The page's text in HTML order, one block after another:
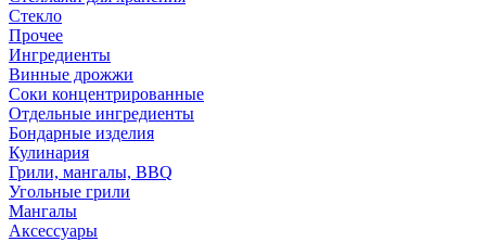
Стекло
Прочее
Ингредиенты
Винные дрожжи
Соки концентрированные
Отдельные ингредиенты
Бондарные изделия
Кулинария
Грили, мангалы, BBQ
Угольные грили
Мангалы
Аксессуары